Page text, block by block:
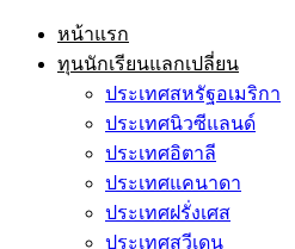
หน้าแรก
ทุนนักเรียนแลกเปลี่ยน
ประเทศสหรัฐอเมริกา
ประเทศนิวซีแลนด์
ประเทศอิตาลี
ประเทศแคนาดา
ประเทศฝรั่งเศส
ประเทศสวีเดน